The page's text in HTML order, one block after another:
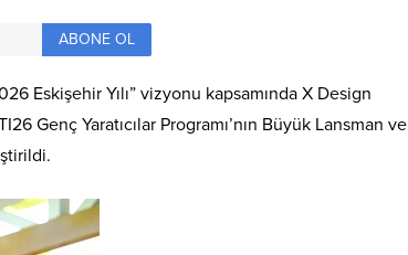
ABONE OL
Eskişehir Yılı” vizyonu kapsamında X Design
Genç Yaratıcılar Programı’nın Büyük Lansman ve